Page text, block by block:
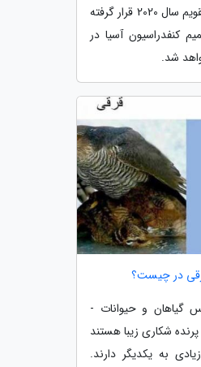
این رقابت ها در تقویم سال 2020 قرار گرفته
کنفدراسیون آسیا در
در چیست؟
گیاهان و حیوانات -
شکاری زیبا هستند
به یکدیگر دارند.